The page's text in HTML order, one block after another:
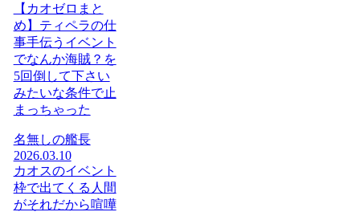
【カオゼロまと
め】ティペラの仕
事手伝うイベント
でなんか海賊？を
5回倒して下さい
みたいな条件で止
まっちゃった
名無しの艦長
2026.03.10
カオスのイベント
枠で出てくる人間
がそれだから喧嘩